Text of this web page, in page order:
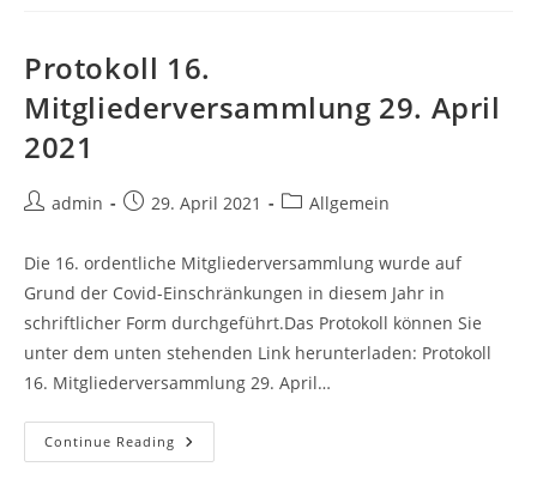
Protokoll 16.
Mitgliederversammlung 29. April
2021
Postadmin
Post29. April 2021
PostAllgemein
Die 16. ordentliche Mitgliederversammlung wurde auf
Grund der Covid-Einschränkungen in diesem Jahr in
schriftlicher Form durchgeführt.Das Protokoll können Sie
unter dem unten stehenden Link herunterladen: Protokoll
16. Mitgliederversammlung 29. April…
Continue Reading Protokoll
16.